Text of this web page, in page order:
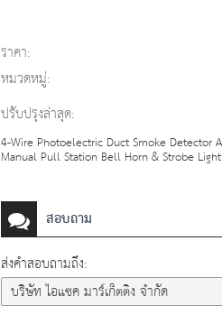
ราคา:
หมวดหมู่:
ปรับปรุงล่าสุด:
4-Wire Photoelectric Duct Smoke Detector
Manual Pull Station Bell Horn & Strobe
สอบถาม
ส่งคำสอบถามถึง: